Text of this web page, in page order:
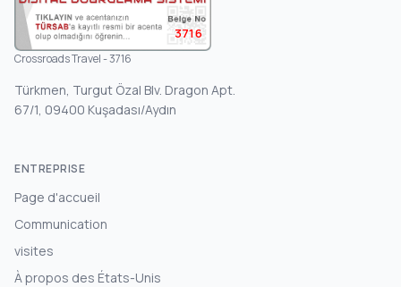
3716
Crossroads Travel - 3716
Türkmen, Turgut Özal Blv. Dragon Apt.
67/1, 09400 Kuşadası/Aydın
ENTREPRISE
Page d'accueil
Communication
visites
À propos des États-Unis